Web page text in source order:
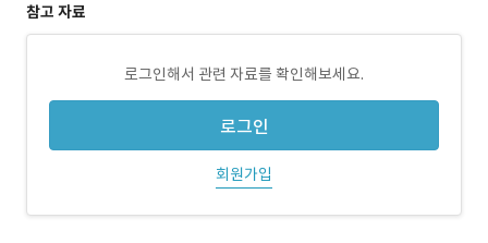
참고 자료
로그인해서 관련 자료를 확인해보세요.
로그인
회원가입